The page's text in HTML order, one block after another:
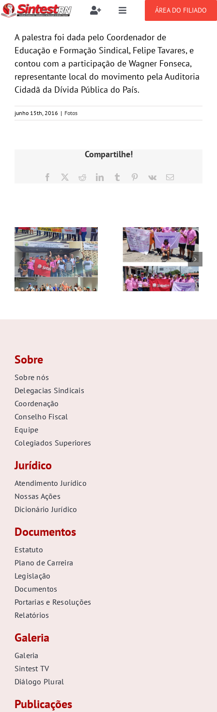
Ir
para
conteúdo
Toggle
resultados
para:
Toggle
SOBRE
NOTÍCIAS
GALERIA
ÁREA DO FILIADO
A palestra foi dada pelo Coordenador de
Educação e Formação Sindical, Felipe Tavares, e
contou com a participação de Wagner Fonseca,
representante local do movimento pela Auditoria
Cidadã da Dívida Pública do País.
junho 15th, 2016 | Fotos
Compartilhe!
Facebook RedditLinkedInTumblr Pinterest
Vk
E-
Sobre
Sobre nós
Delegacias Sindicais
Coordenação
Conselho Fiscal
Equipe
Colegiados Superiores
Jurídico
Atendimento Jurídico
Nossas Ações
Dicionário Jurídico
Documentos
Estatuto
Plano de Carreira
Legislação
Documentos
Portarias e Resoluções
Relatórios
Galeria
Galeria
Sintest TV
Diálogo Plural
Publicações